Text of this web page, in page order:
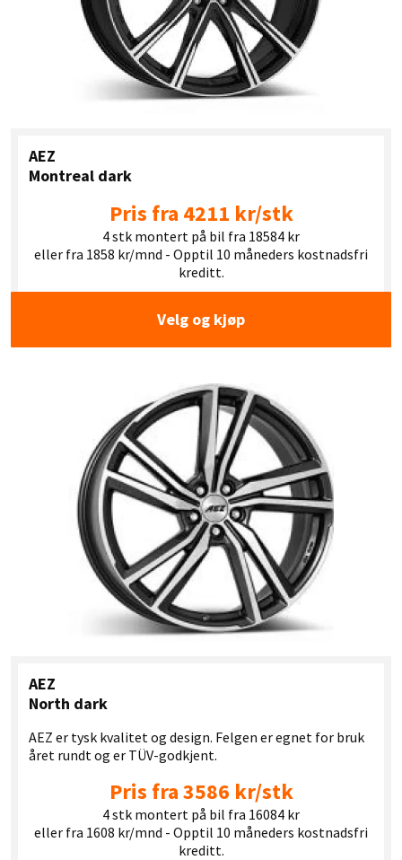
AEZ
Montreal dark
Pris fra 4211 kr/stk
4 stk montert på bil fra 18584 kr
eller fra 1858 kr/mnd - Opptil 10 måneders kostnadsfri
kreditt.
Velg og kjøp
AEZ
North dark
AEZ er tysk kvalitet og design. Felgen er egnet for bruk
året rundt og er TÜV-godkjent.
Pris fra 3586 kr/stk
4 stk montert på bil fra 16084 kr
eller fra 1608 kr/mnd - Opptil 10 måneders kostnadsfri
kreditt.